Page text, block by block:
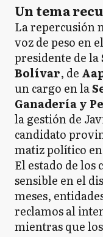
Un tema
La repercusión
voz de peso en
presidente de la
Bolívar, de
un cargo en la
Ganadería y
la gestión de
candidato
matiz político
El estado de los
sensible en el
meses,
reclamos al
mientras que